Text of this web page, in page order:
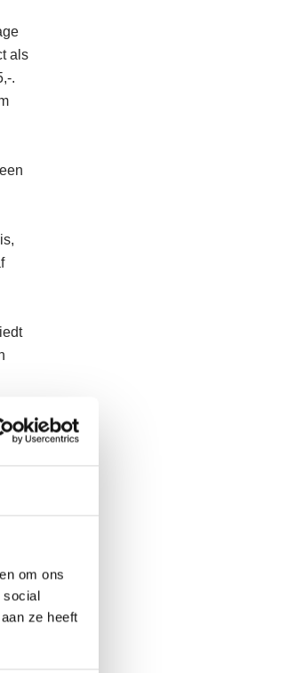
om ons
social
ze heeft
als
.